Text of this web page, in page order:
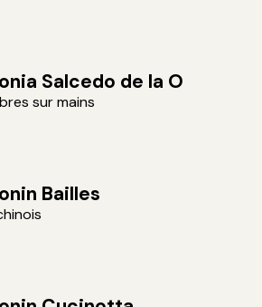
Salcedo de la O
sur mains
Bailles